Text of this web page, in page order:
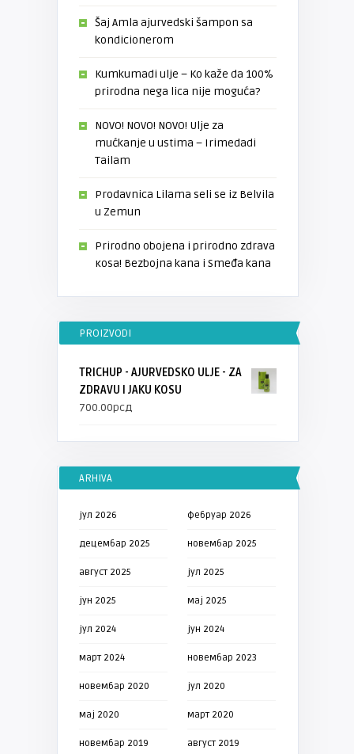
Šaj Amla ajurvedski šampon sa
kondicionerom
Kumkumadi ulje – Ko kaže da 100%
prirodna nega lica nije moguća?
NOVO! NOVO! NOVO! Ulje za
mućkanje u ustima – Irimedadi
Tailam
Prodavnica Lilama seli se iz Belvila
u Zemun
Prirodno obojena i prirodno zdrava
кosa! Bezbojna kana i Smeđa kana
PROIZVODI
TRICHUP - AJURVEDSKO ULJE - ZA
ZDRAVU I JAKU KOSU
700.00рсд
ARHIVA
јул 2026 фебруар 2026
децембар 2025 новембар 2025
август 2025 јул 2025
јун 2025 мај 2025
јул 2024 јун 2024
март 2024 новембар 2023
новембар 2020 јул 2020
мај 2020 март 2020
новембар 2019 август 2019